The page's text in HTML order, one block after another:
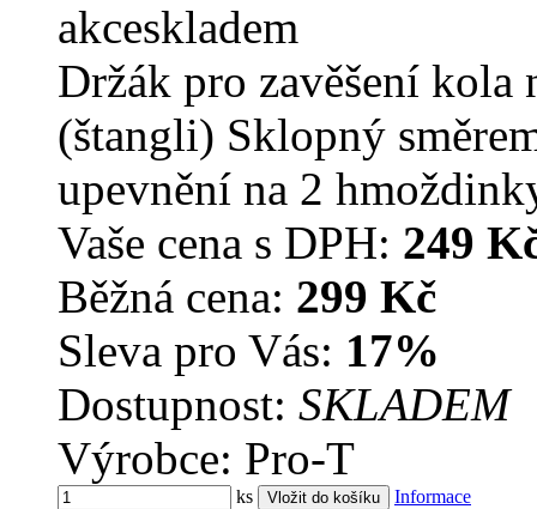
akceskladem
Držák pro zavěšení
(štangli) Sklopný
upevnění na 2
Vaše cena s DPH: 249
Běžná cena: 299 Kč
Sleva pro Vás: 17%
Dostupnost: SKLADEM
Výrobce: Pro-T
ks Informace